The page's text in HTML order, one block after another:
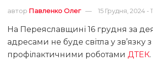
автор Павленко Олег 15 Грудня, 2024 -
На Переяславщині 16 грудня за
адресами не буде світла у зв’язку з
профілактичними роботами ДТЕК